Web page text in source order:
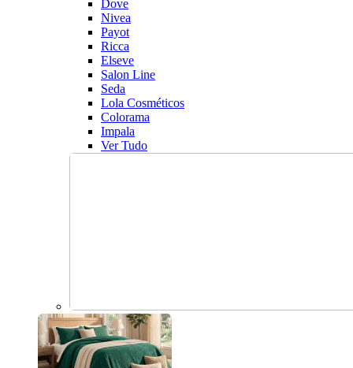
Dove
Nivea
Payot
Ricca
Elseve
Salon Line
Seda
Lola Cosméticos
Colorama
Impala
Ver Tudo